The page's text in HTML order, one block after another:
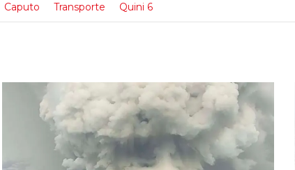
Caputo Transporte Quini 6